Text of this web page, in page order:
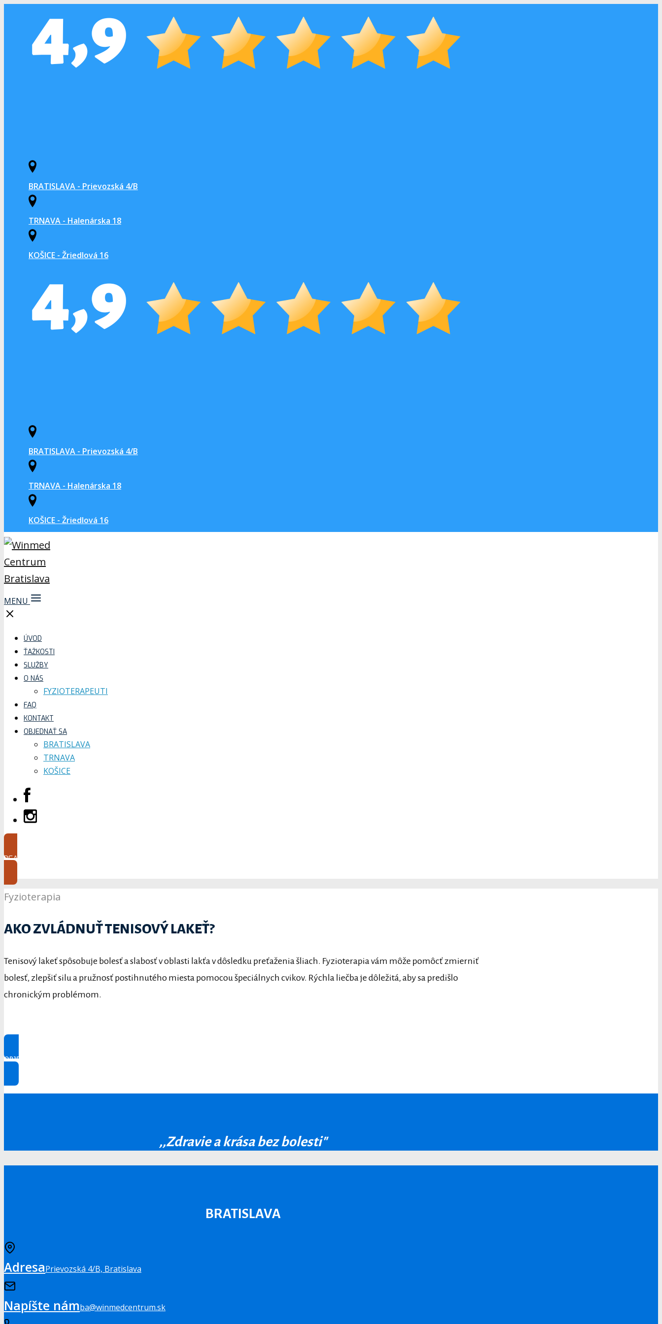
BRATISLAVA - Prievozská 4/B
TRNAVA - Halenárska 18
KOŠICE - Žriedlová 16
BRATISLAVA - Prievozská 4/B
TRNAVA - Halenárska 18
KOŠICE - Žriedlová 16
MENU
ÚVOD
ŤAŽKOSTI
SLUŽBY
O NÁS
FYZIOTERAPEUTI
FAQ
KONTAKT
OBJEDNAŤ SA
BRATISLAVA
TRNAVA
KOŠICE
BEAUTY
Fyzioterapia
AKO ZVLÁDNUŤ TENISOVÝ LAKEŤ?
Tenisový lakeť spôsobuje bolesť a slabosť v oblasti lakťa v dôsledku preťaženia šliach. Fyzioterapia vám môže pomôcť zmierniť
bolesť, zlepšiť silu a pružnosť postihnutého miesta pomocou špeciálnych cvikov. Rýchla liečba je dôležitá, aby sa predišlo
chronickým problémom.
OBJEDNAŤ SA IHNEĎ
,,Zdravie a krása bez bolesti"
BRATISLAVA
AdresaPrievozská 4/B, Bratislava
Napíšte námba@winmedcentrum.sk